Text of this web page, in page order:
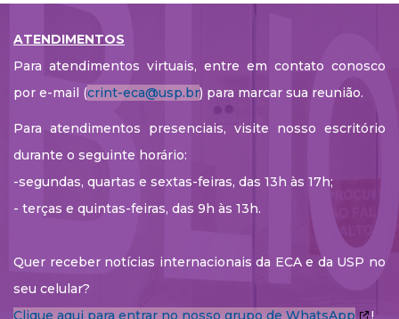
ATENDIMENTOS
Para atendimentos virtuais, entre em contato conosco
por e-mail (crint-eca@usp.br) para marcar sua reunião.
Para atendimentos presenciais, visite nosso escritório
durante o seguinte horário:
-segundas, quartas e sextas-feiras, das 13h às 17h;
- terças e quintas-feiras, das 9h às 13h.
Quer receber notícias internacionais da ECA e da USP no
seu celular?
Clique aqui para entrar no nosso grupo de WhatsApp
!